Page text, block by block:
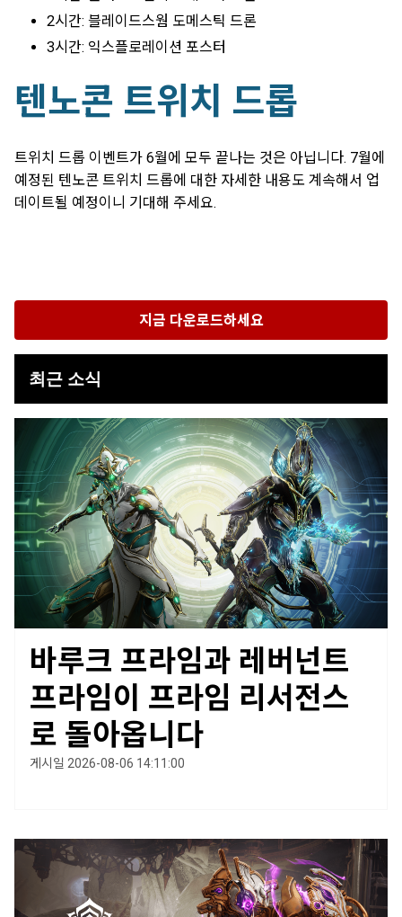
2시간: 블레이드스웜 도메스틱 드론
3시간: 익스플로레이션 포스터
텐노콘 트위치 드롭
트위치 드롭 이벤트가 6월에 모두 끝나는 것은 아닙니다. 7월에
예정된 텐노콘 트위치 드롭에 대한 자세한 내용도 계속해서 업
데이트될 예정이니 기대해 주세요.
지금 다운로드하세요
최근 소식
바루크 프라임과 레버넌트
프라임이 프라임 리서전스
로 돌아옵니다
게시일 2026-08-06 14:11:00